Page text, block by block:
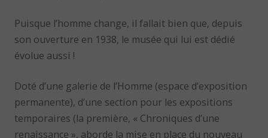
Puisque l’homme change, il fallait bien que, depuis
son ouverture en 1938, le musée qui lui est dédié
évolue aussi !
Doté d’une galerie de l’Homme (espace d’exposition
permanente), d’une section pour les expositions
temporaires (la première, « Chroniques d’une
renaissance », aborde la mise en place du nouveau